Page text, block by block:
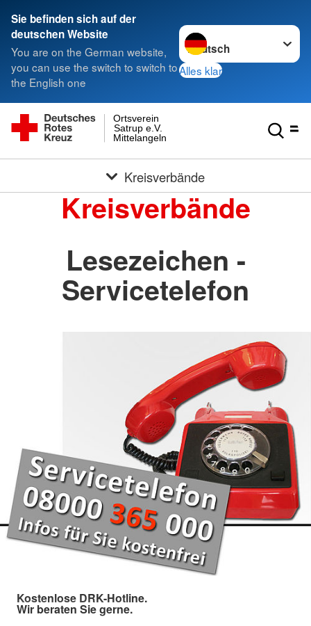
Sie befinden sich auf der
deutschen Website
You are on the German website,
you can use the switch to switch to
the English one
Sprache wechseln zu
Alles klar
Mittelangeln
Satrup e.V.
Ortsverein
Kreisverbände
Kreisverbände
Lesezeichen -
Servicetelefon
Kostenlose DRK-Hotline.
Wir beraten Sie gerne.